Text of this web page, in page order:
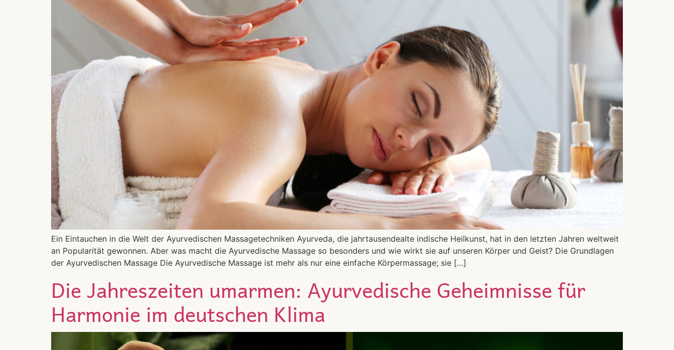
Ein Eintauchen in die Welt der Ayurvedischen Massagetechniken Ayurveda, die jahrtausendealte indische Heilkunst, hat in den letzten Jahren weltweit
an Popularität gewonnen. Aber was macht die Ayurvedische Massage so besonders und wie wirkt sie auf unseren Körper und Geist? Die Grundlagen
der Ayurvedischen Massage Die Ayurvedische Massage ist mehr als nur eine einfache Körpermassage; sie […]
Die Jahreszeiten umarmen: Ayurvedische Geheimnisse für
Harmonie im deutschen Klima